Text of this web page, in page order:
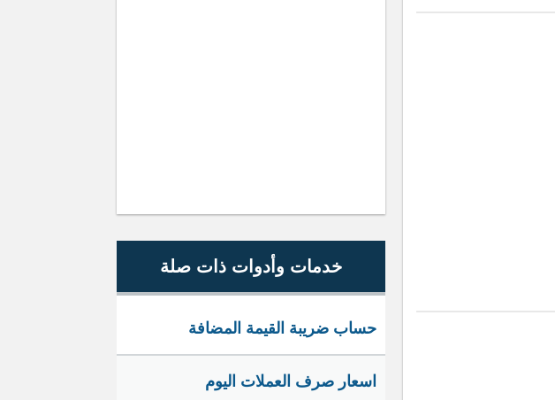
خدمات وأدوات ذات صلة
حساب ضريبة القيمة المضافة
اسعار صرف العملات اليوم